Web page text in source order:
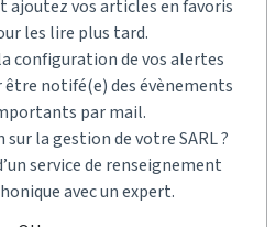
ajoutez vos articles en favoris
les lire plus tard.
configuration de vos alertes
être notifé(e) des évènements
par mail.
sur la gestion de votre SARL ?
service de renseignement
avec un expert.